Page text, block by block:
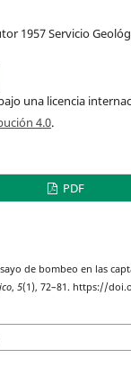
1957 Servicio
una licencia
4.0.
PDF
de bombeo en las
,5(1), 72–81. https://